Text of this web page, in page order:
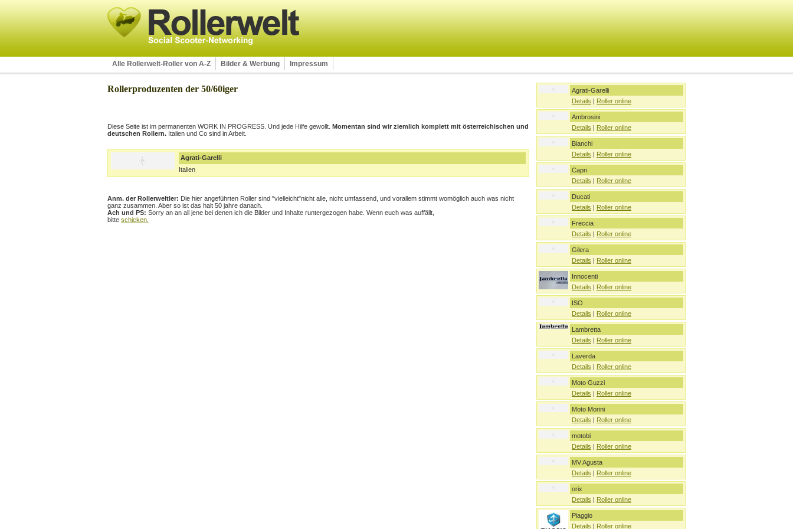
Alle Rollerwelt-Roller von A-Z Bilder & Werbung Impressum
Rollerproduzenten der 50/60iger
Diese Seite ist im permanenten WORK IN PROGRESS. Und jede Hilfe gewollt. Momentan sind wir ziemlich komplett mit österreichischen und
deutschen Rollern. Italien und Co sind in Arbeit.
Agrati-Garelli
Italien
Anm. der Rollerweltler: Die hier angeführten Roller sind "vielleicht"nicht alle, nicht umfassend, und vorallem stimmt womöglich auch was nicht
ganz zusammen. Aber so ist das halt 50 jahre danach.
Ach und PS: Sorry an an all jene bei denen ich die Bilder und Inhalte runtergezogen habe. Wenn euch was auffällt,
bitte schicken.
Agrati-Garelli
Details | Roller online
Ambrosini
Details | Roller online
Bianchi
Details | Roller online
Capri
Details | Roller online
Ducati
Details | Roller online
Freccia
Details | Roller online
Gilera
Details | Roller online
Innocenti
Details | Roller online
ISO
Details | Roller online
Lambretta
Details | Roller online
Laverda
Details | Roller online
Moto Guzzi
Details | Roller online
Moto Morini
Details | Roller online
motobi
Details | Roller online
MV Agusta
Details | Roller online
orix
Details | Roller online
Piaggio
Details | Roller online